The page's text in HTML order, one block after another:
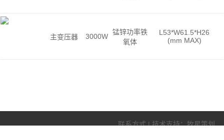
主变压器 3000W
锰锌功率铁
氧体
L53*W61.5*H26
(mm MAX)
联系方式|技术支持：牧星策划